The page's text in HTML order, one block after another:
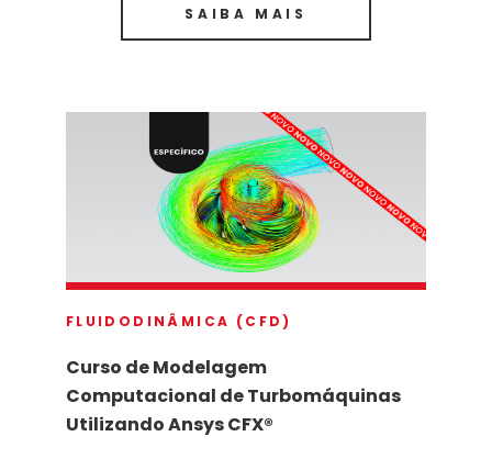
SAIBA MAIS
FLUIDODINÂMICA (CFD)
Curso de Modelagem
Computacional de Turbomáquinas
Utilizando Ansys CFX®